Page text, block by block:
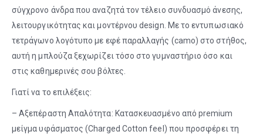
σύγχρονο άνδρα που αναζητά τον τέλειο συνδυασμό άνεσης,
λειτουργικότητας και μοντέρνου design. Με το εντυπωσιακό
τετράγωνο λογότυπο με εφέ παραλλαγής (camo) στο στήθος,
αυτή η μπλούζα ξεχωρίζει τόσο στο γυμναστήριο όσο και
στις καθημερινές σου βόλτες.
Γιατί να το επιλέξεις:
– Αξεπέραστη Απαλότητα: Κατασκευασμένο από premium
μείγμα υφάσματος (Charged Cotton feel) που προσφέρει τη